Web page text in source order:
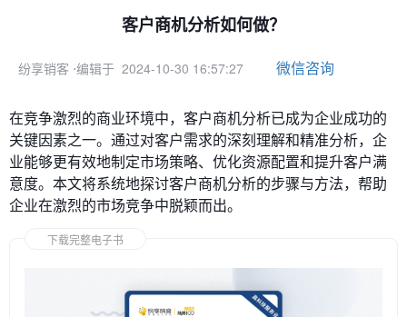
客户商机分析如何做？
纷享销客 ⋅编辑于 2024-10-30 16:57:27 微信咨询
在竞争激烈的商业环境中，客户商机分析已成为企业成功的
关键因素之一。通过对客户需求的深刻理解和精准分析，企
业能够更有效地制定市场策略、优化资源配置和提升客户满
意度。本文将系统地探讨客户商机分析的步骤与方法，帮助
企业在激烈的市场竞争中脱颖而出。
下载完整电子书